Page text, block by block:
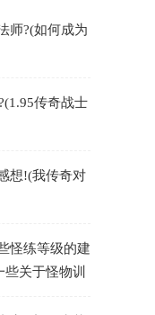
师?(如何成为
传奇战士
想!(我传奇对
怪练等级的建
关于怪物训